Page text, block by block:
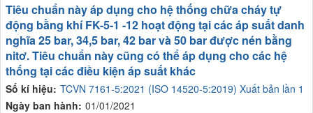
Số kí hiệu: TCVN 7161-5:2021 (ISO 14520-5:2019) Xuất bản lần 1
Ngày ban hành: 01/01/2021
Tiêu chuẩn này áp dụng cho hệ thống chữa cháy tự
động bằng khí FK-5-1 -12 hoạt động tại các áp suất danh
nghĩa 25 bar, 34,5 bar, 42 bar và 50 bar được nén bằng
nitơ. Tiêu chuẩn này cũng có thể áp dụng cho các hệ
thống tại các điều kiện áp suất khác